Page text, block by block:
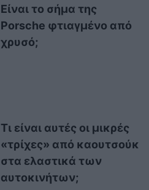
Είναι το σήμα της
Porsche φτιαγμένο από
χρυσό;
Τι είναι αυτές οι μικρές
«τρίχες» από καουτσούκ
στα ελαστικά των
αυτοκινήτων;